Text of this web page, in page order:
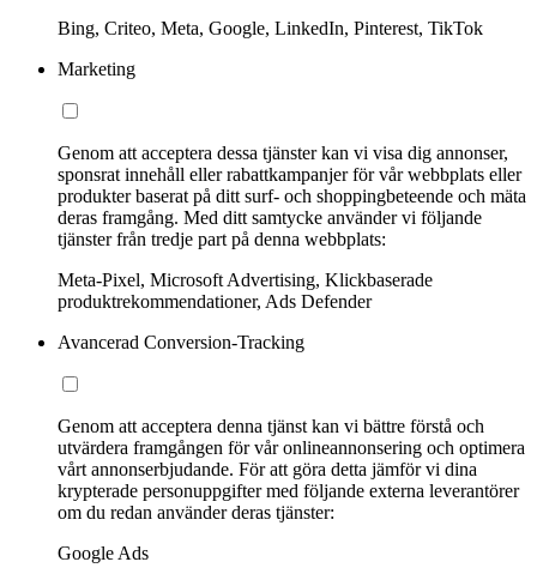
Bing, Criteo, Meta, Google, LinkedIn, Pinterest, TikTok
Marketing
Genom att acceptera dessa tjänster kan vi visa dig annonser,
sponsrat innehåll eller rabattkampanjer för vår webbplats eller
produkter baserat på ditt surf- och shoppingbeteende och mäta
deras framgång. Med ditt samtycke använder vi följande
tjänster från tredje part på denna webbplats:
Meta-Pixel, Microsoft Advertising, Klickbaserade
produktrekommendationer, Ads Defender
Avancerad Conversion-Tracking
Genom att acceptera denna tjänst kan vi bättre förstå och
utvärdera framgången för vår onlineannonsering och optimera
vårt annonserbjudande. För att göra detta jämför vi dina
krypterade personuppgifter med följande externa leverantörer
om du redan använder deras tjänster:
Google Ads